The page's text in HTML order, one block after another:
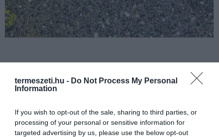
termeszeti.hu - Do Not Process My Personal
Information
If you wish to opt-out of the sale, sharing to third parties, or
processing of your personal or sensitive information for
targeted advertising by us, please use the below opt-out